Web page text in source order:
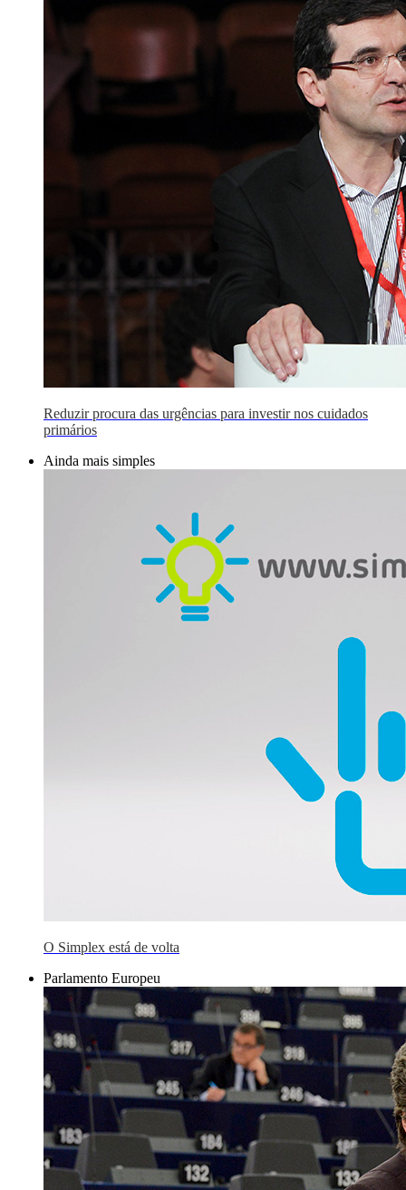
Reduzir procura das urgências para investir nos cuidados
primários
Ainda mais simples
O Simplex está de volta
Parlamento Europeu